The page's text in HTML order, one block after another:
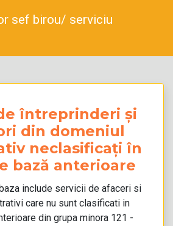
sef birou/ serviciu
întreprinderi și
din domeniul
neclasificați în
bază anterioare
include servicii de afaceri si
care nu sunt clasificati in
din grupa minora 121 -